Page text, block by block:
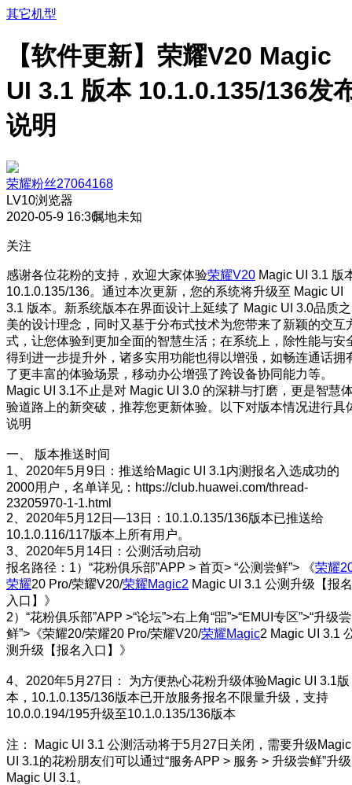
其它机型
【软件更新】荣耀V20 Magic
UI 3.1 版本 10.1.0.135/136发
说明
荣耀粉丝27064168
LV10浏览器
2020-05-9 16:36属地未知
关注
感谢各位花粉的支持，欢迎大家体验荣耀V20 Magic UI 3.1 版
10.1.0.135/136。通过本次更新，您的系统将升级至 Magic UI
3.1 版本。新系统版本在界面设计上延续了 Magic UI 3.0品质之
美的设计理念，同时又基于分布式技术为您带来了新颖的交互
式，让您体验到更加全面的智慧生活；在系统上，除性能与安
得到进一步提升外，诸多实用功能也得以增强，如畅连通话拥
了更丰富的体验场景，移动办公增强了跨设备协同能力等。
Magic UI 3.1不止是对 Magic UI 3.0 的深耕与打磨，更是智慧
验道路上的新突破，推荐您更新体验。以下对版本情况进行具
说明
一、 版本推送时间
1、2020年5月9日：推送给Magic UI 3.1内测报名入选成功的
2000用户，名单详见：https://club.huawei.com/thread-
23205970-1-1.html
2、2020年5月12日—13日：10.1.0.135/136版本已推送给
10.1.0.116/117版本上所有用户。
3、2020年5月14日：公测活动启动
报名路径：1）“花粉俱乐部”APP > 首页> “公测尝鲜”> 《荣耀
荣耀20 Pro/荣耀V20/荣耀Magic2 Magic UI 3.1 公测升级【报名
入口】》
2）“花粉俱乐部”APP >“论坛”>右上角“㗊”>“EMUI专区”>“升级尝
鲜”>《荣耀20/荣耀20 Pro/荣耀V20/荣耀Magic2 Magic UI 3.1
测升级【报名入口】》
4、2020年5月27日： 为方便热心花粉升级体验Magic UI 3.1版
本，10.1.0.135/136版本已开放服务报名不限量升级，支持
10.0.0.194/195升级至10.1.0.135/136版本
注： Magic UI 3.1 公测活动将于5月27日关闭，需要升级Magic
UI 3.1的花粉朋友们可以通过“服务APP > 服务 > 升级尝鲜”升级
Magic UI 3.1。